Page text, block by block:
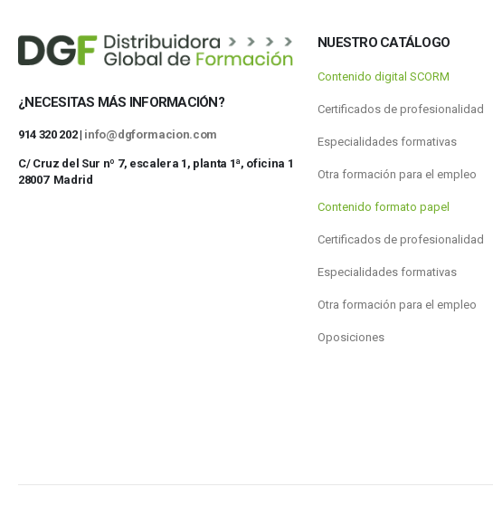
¿NECESITAS MÁS INFORMACIÓN?
914 320 202 | info@dgformacion.com
C/ Cruz del Sur nº 7, escalera 1, planta 1ª, oficina 1
28007 Madrid
NUESTRO CATÁLOGO
Contenido digital SCORM
Certificados de profesionalidad
Especialidades formativas
Otra formación para el empleo
Contenido formato papel
Certificados de profesionalidad
Especialidades formativas
Otra formación para el empleo
Oposiciones